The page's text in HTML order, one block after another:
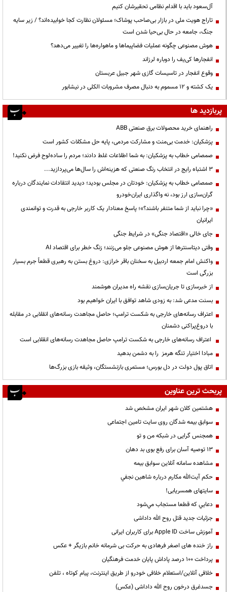
آل‌سعود باید با اقدام نظامی تحقیرشان کنیم
تاراج هویت ملی در بازار بی‌صاحب پوشاک؛ مسئولان نظارت کجا خوابیده‌اند؟ / زیر سایه
جنگ، جامعه در حال بی‌حیا شدن است
هوش مصنوعی چگونه عملیات فضاپیماها و ماهواره‌ها را تغییر می‌دهد؟
انفجارها کی‌یف را دوباره لرزاند
وقوع انفجار در تاسیسات گازی شهر جبیل عربستان
یک کشته و ۱۲ مسموم به دنبال مصرف مشروبات الکلی در نیشابور
پربازدید ها
راهنمای خرید محصولات برق صنعتی ABB
پزشکیان: خدمت بی‌منت و مشارکت مردمی، پایه حل مشکلات کشور است
صمصامی خطاب به پزشکیان: به شما اطلاعات غلط دادند؛ مردم را ساده‌لوح فرض نکنید!
3 اشتباه رایج در انتخاب رنگ صنعتی که هزینه‌اش را سال‌ها می‌پردازید...
صمصامی خطاب به پزشکیان: خودتان در مجلس بودید؛ دیدید انتقادات نمایندگان درباره
گران‌سازی ارز بود، نه واگذاری ایران‌خودرو
«چرا نباید از شما متنفر باشند؟»؛ پاسخ معنادار یک کاربر خارجی به قدرت و توانمندی
ایرانیان
جای خالی «اقتصاد جنگی» در شرایط جنگی
وقتی دیتاسنترها از هوش مصنوعی جلو می‌زنند؛ زنگ خطر برای اقتصاد AI
واکنش امام جمعه اردبیل به سخنان باقر خرازی: دروغ بستن به رهبری قطعاً جرم بسیار
بزرگی است
از خبرسازی تا جریان‌سازی نقشه راه مدیران هوشمند
بسنت مدعی شد: به زودی شاهد توافق با ایران خواهیم بود
اعتراف رسانه‌های خارجی به شکست ترامپ؛ حاصل مجاهدت رسانه‌های انقلابی در مقابله
با دروغ‌پراکنی دشمنان
اعتراف رسانه‌های خارجی به شکست ترامپ حاصل مجاهدت رسانه‌های انقلابی است
مبادا اختیار تنگه هرمز را به دشمن بدهید
اتاق پول دولت در دل بورس؛ مستمری بازنشستگان، وثیقه بازی بزرگ‌ها
پربحث ترین عناوین
هشتمین کلان شهر ایران مشخص شد
سوابق بیمه شدگان روی سایت تامین اجتماعی
همجنس گرایی در شبکه من و تو
13 توصیه آسان برای رفع بوی بد دهان
مشاهده سامانه آنلاين سوابق بیمه
حكم آيت‌الله مكارم درباره شاهين نجفي
سایتهای همسریابی!
دعايي كه قطعا مستجاب مي‌شود
جزئیات جدید قتل روح الله داداشی
آموزش ساخت Apple ID برای کاربران ایرانی
راز خنده های اصغر فرهادی به حرکت بی شرمانه خانم بازیگر + عکس
پرداخت ۱۰۰ درصد پاداش پایان خدمت فرهنگیان
خلافی آنلاین/استعلام خلافی خودرو از طریق اینترنت، پیام کوتاه ، تلفن
جسدغرق درخون روح الله داداشی (عکس)